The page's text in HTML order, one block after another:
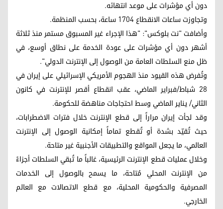
دون أي مؤشرات على موعد انتهائه.
وتجاوزت ساعات الانقطاع 1704 ساعة، بحسب المنظمة.
وأضافت "نت بلوكس": "هذا الإجراء غير المسبوق مستمر منذ ثلاثة
أشهر دون أي مؤشرات على عودة الخدمة على نطاق أوسع، في
ظل منع السلطات العامة من الوصول إلى الإنترنت الدولي".
وتُفرض هذه القيود منذ الهجوم الأمريكي الإسرائيلي على إيران في
28 شباط/فبراير الماضي، عقب انقطاع أقصر للإنترنت في كانون
الثاني/ يناير الماضي وسط احتجاجات مناهضة للحكومة.
وقد لجأت إيران مراراً إلى قطع الإنترنت خلال فترات الاضطرابات،
حيث تُقيّد بشدة أو تُقطع تماماً إمكانية الوصول إلى الإنترنت
العالمي، ما يجعل المواقع والتطبيقات الأجنبية غير متاحة.
وخلال عمليات قطع الإنترنت الرئيسية، غالباً ما تُبقي السلطات أجزاءً
من الإنترنت المحلي مُتاحة، ما يسمح بالوصول إلى الخدمات
المصرفية والحكومية المحلية، مع قطع الاتصالات مع العالم
الخارجي.